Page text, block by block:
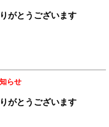
がとうございます
らせ
がとうございます